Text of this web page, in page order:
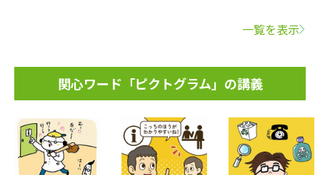
一覧を表示
関心ワード「ピクトグラム」の講義